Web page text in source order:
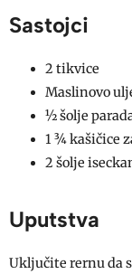
Sastojci
2 tikvice
Maslinovo
½ šolje
1 ¾ kašičice
2 šolje
Uputstva
Uključite rernu da